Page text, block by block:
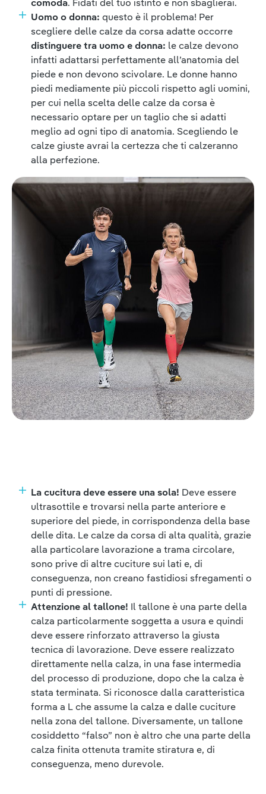
Uomo o donna: questo è il problema! Per
scegliere delle calze da corsa adatte occorre
distinguere tra uomo e donna: le calze devono
infatti adattarsi perfettamente all’anatomia del
piede e non devono scivolare. Le donne hanno
piedi mediamente più piccoli rispetto agli uomini,
per cui nella scelta delle calze da corsa è
necessario optare per un taglio che si adatti
meglio ad ogni tipo di anatomia. Scegliendo le
calze giuste avrai la certezza che ti calzeranno
alla perfezione.
La cucitura deve essere una sola! Deve essere
ultrasottile e trovarsi nella parte anteriore e
superiore del piede, in corrispondenza della base
delle dita. Le calze da corsa di alta qualità, grazie
alla particolare lavorazione a trama circolare,
sono prive di altre cuciture sui lati e, di
conseguenza, non creano fastidiosi sfregamenti o
punti di pressione.
Attenzione al tallone! Il tallone è una parte della
calza particolarmente soggetta a usura e quindi
deve essere rinforzato attraverso la giusta
tecnica di lavorazione. Deve essere realizzato
direttamente nella calza, in una fase intermedia
del processo di produzione, dopo che la calza è
stata terminata. Si riconosce dalla caratteristica
forma a L che assume la calza e dalle cuciture
nella zona del tallone. Diversamente, un tallone
cosiddetto “falso” non è altro che una parte della
calza finita ottenuta tramite stiratura e, di
conseguenza, meno durevole.